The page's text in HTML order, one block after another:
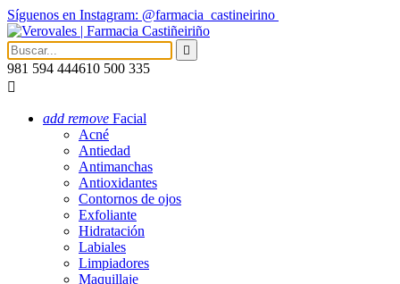
Síguenos en Instagram: @farmacia_castineirino

981 594 444610 500 335

add remove Facial
Acné
Antiedad
Antimanchas
Antioxidantes
Contornos de ojos
Exfoliante
Hidratación
Labiales
Limpiadores
Maquillaje